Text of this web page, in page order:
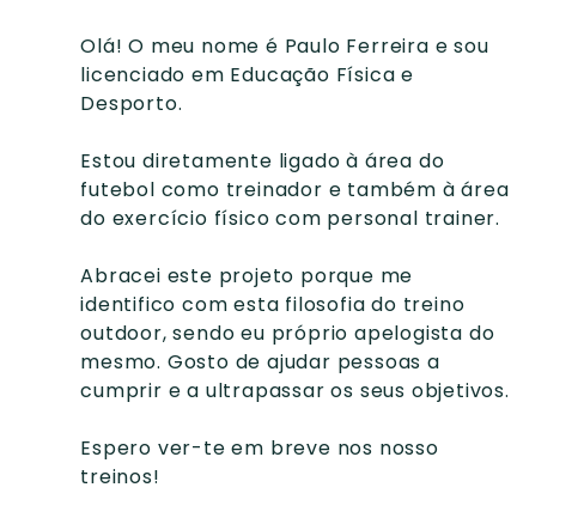
Olá! O meu nome é Paulo Ferreira e sou
licenciado em Educação Física e
Desporto.
Estou diretamente ligado à área do
futebol como treinador e também à área
do exercício físico com personal trainer.
Abracei este projeto porque me
identifico com esta filosofia do treino
outdoor, sendo eu próprio apelogista do
mesmo. Gosto de ajudar pessoas a
cumprir e a ultrapassar os seus objetivos.
Espero ver-te em breve nos nosso
treinos!